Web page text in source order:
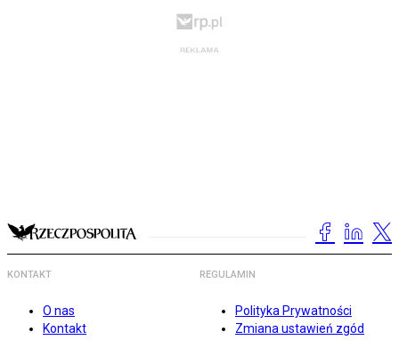
KONTAKT
O nas
Kontakt
REGULAMIN
Polityka Prywatności
Zmiana ustawień zgód